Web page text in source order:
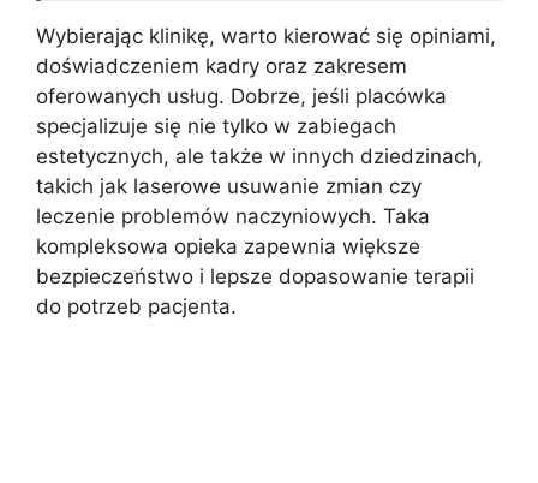
Wybierając klinikę, warto kierować się opiniami,
doświadczeniem kadry oraz zakresem
oferowanych usług. Dobrze, jeśli placówka
specjalizuje się nie tylko w zabiegach
estetycznych, ale także w innych dziedzinach,
takich jak laserowe usuwanie zmian czy
leczenie problemów naczyniowych. Taka
kompleksowa opieka zapewnia większe
bezpieczeństwo i lepsze dopasowanie terapii
do potrzeb pacjenta.